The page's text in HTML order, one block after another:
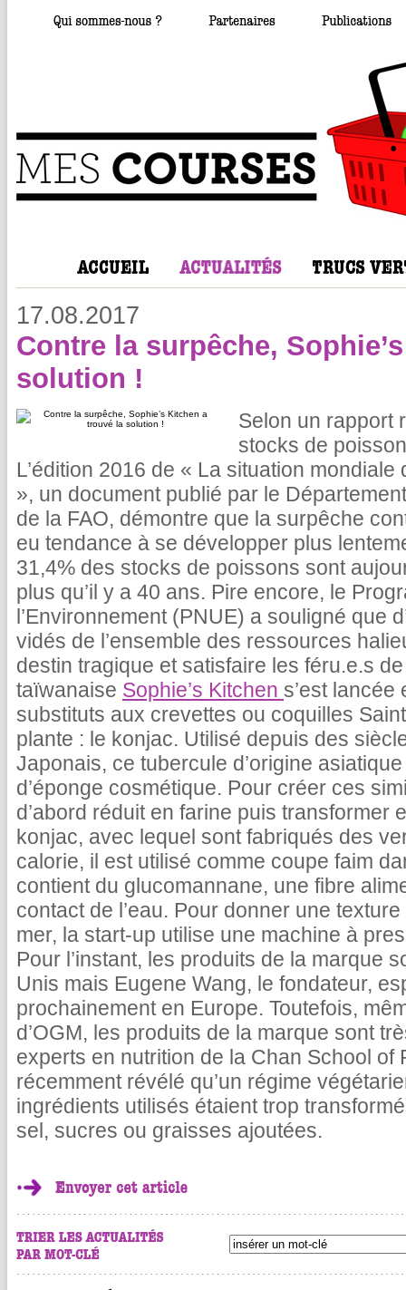
17.08.2017
Contre la surpêche,
solution !
Selon un rapport
stocks de
L’édition 2016 de « La situation
», un document publié par le
de la FAO, démontre que la surpêche
eu tendance à se développer plus
31,4% des stocks de poissons sont
plus qu’il y a 40 ans. Pire encore, le
l’Environnement (PNUE) a souligné que
vidés de l’ensemble des ressources
destin tragique et satisfaire les féru.e.s
taïwanaise Sophie’s Kitchen s’est
substituts aux crevettes ou coquilles
plante : le konjac. Utilisé depuis des
Japonais, ce tubercule d’origine
d’éponge cosmétique. Pour créer ces
d’abord réduit en farine puis transformer
konjac, avec lequel sont fabriqués des
calorie, il est utilisé comme coupe faim
contient du glucomannane, une fibre
contact de l’eau. Pour donner une
mer, la start-up utilise une machine à
Pour l’instant, les produits de la marque
Unis mais Eugene Wang, le fondateur,
prochainement en Europe. Toutefois,
d’OGM, les produits de la marque sont
experts en nutrition de la Chan School of
récemment révélé qu’un régime
ingrédients utilisés étaient trop
sel, sucres ou graisses ajoutées.